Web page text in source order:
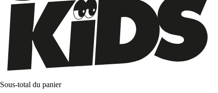
Sous-total du panier